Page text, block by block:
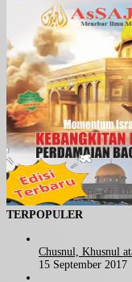
TERPOPULER
Chusnul, Khusnul
15 September 2017